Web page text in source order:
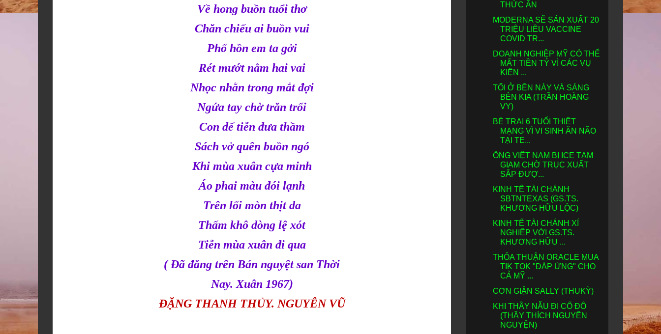
Về hong buồn tuổi thơ
Chăn chiếu ai buồn vui
Phố hồn em ta gởi
Rét mướt nằm hai vai
Nhọc nhằn trong mắt đợi
Ngứa tay chờ trăn trối
Con dế tiễn đưa thầm
Sách vở quên buồn ngó
Khi mùa xuân cựa minh
Áo phai màu đói lạnh
Trên lối mòn thịt da
Thấm khô dòng lệ xót
Tiễn mùa xuân đi qua
( Đã đăng trên Bán nguyệt san Thời
Nay. Xuân 1967)
ĐẶNG THANH THỦY. NGUYÊN VŨ
THỨC ĂN
MODERNA SẼ SẢN XUẤT 20
TRIỆU LIỀU VACCINE
COVID TR...
DOANH NGHIỆP MỸ CÓ THỂ
MẤT TIỀN TỶ VÌ CÁC VỤ
KIỆN ...
TỐI Ở BÊN NÀY VÀ SÁNG
BÊN KIA (TRẦN HOÀNG
VY)
BÉ TRAI 6 TUỔI THIỆT
MẠNG VÌ VI SINH ĂN NÃO
TẠI TE...
ÔNG VIỆT NAM BỊ ICE TẠM
GIAM CHỜ TRỤC XUẤT
SẮP ĐƯỢ...
KINH TẾ TÀI CHÁNH
SBTNTEXAS (GS.TS.
KHƯƠNG HỮU LỘC)
KINH TẾ TÀI CHÁNH XÍ
NGHIỆP VỚI GS.TS.
KHƯƠNG HỮU ...
THỎA THUẬN ORACLE MUA
TIK TOK "ĐÁP ỨNG" CHO
CẢ MỸ ...
CƠN GIẬN SALLY (THUKỲ)
KHI THẦY NẪU ĐI CỐ ĐÔ
(THẦY THÍCH NGUYÊN
NGUYỆN)